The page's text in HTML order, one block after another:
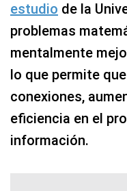
estudio de la
problemas
mentalmente
lo que permite
conexiones,
eficiencia en el
información.